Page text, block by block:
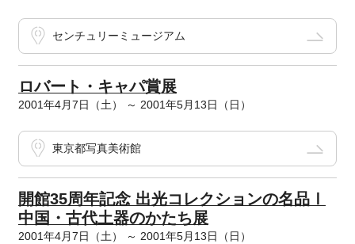
センチュリーミュージアム
ロバート・キャパ賞展
2001年4月7日（土） ～ 2001年5月13日（日）
東京都写真美術館
開館35周年記念 出光コレクションの名品Ⅰ
中国・古代土器のかたち展
2001年4月7日（土） ～ 2001年5月13日（日）